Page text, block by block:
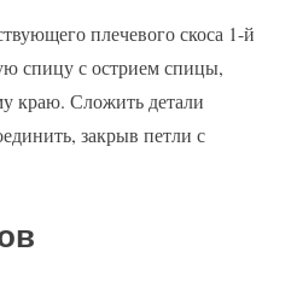
плечевого скоса 1-й
спицу с острием спицы,
краю. Сложить детали
закрыв петли с